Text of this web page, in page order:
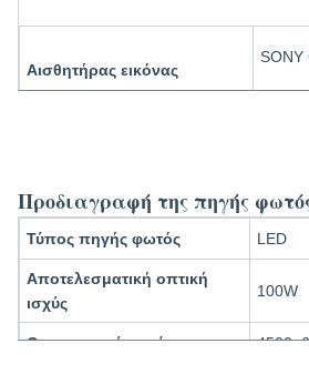
Αισθητήρας εικόνας
SONY
1080P
Υποστήριξη λειτουργίας
Προδιαγραφή της πηγής
Τύπος πηγής φωτός LED
Αποτελεσματική οπτική
ισχύς
100W
Θερμοκρασία χρώματος